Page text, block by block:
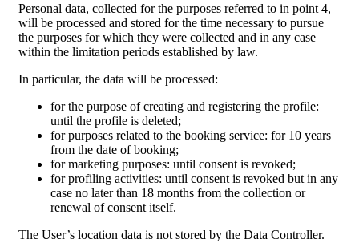
Personal data, collected for the purposes referred to in point 4,
will be processed and stored for the time necessary to pursue
the purposes for which they were collected and in any case
within the limitation periods established by law.
In particular, the data will be processed:
for the purpose of creating and registering the profile:
until the profile is deleted;
for purposes related to the booking service: for 10 years
from the date of booking;
for marketing purposes: until consent is revoked;
for profiling activities: until consent is revoked but in any
case no later than 18 months from the collection or
renewal of consent itself.
The User’s location data is not stored by the Data Controller.